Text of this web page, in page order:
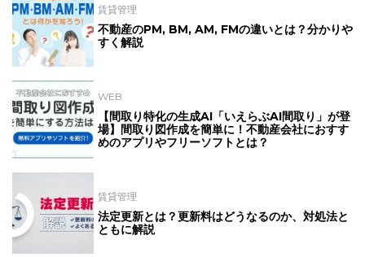
賃貸管理
不動産のPM, BM, AM, FMの違いとは？分かりや
すく解説
WEB
【間取り特化の生成AI「いえらぶAI間取り」が登
場】間取り図作成を簡単に！不動産会社におすす
めのアプリやフリーソフトとは？
賃貸管理
法定更新とは？更新料はどうなるのか、対処法と
ともに解説